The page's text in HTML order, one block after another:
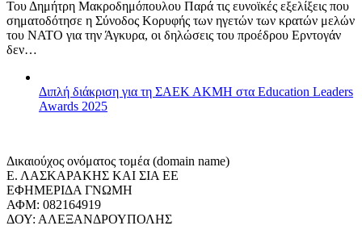
Του Δημήτρη Μακροδημόπουλου Παρά τις ευνοϊκές εξελίξεις που
σηματοδότησε η Σύνοδος Κορυφής των ηγετών των κρατών μελών
του ΝΑΤΟ για την Άγκυρα, οι δηλώσεις του προέδρου Ερντογάν
δεν…
Διπλή διάκριση για τη ΣΑΕΚ ΑΚΜΗ στα Education Leaders
Awards 2025
Δικαιούχος ονόματος τομέα (domain name)
Ε. ΛΑΣΚΑΡΑΚΗΣ ΚΑΙ ΣΙΑ ΕΕ
ΕΦΗΜΕΡΙΔΑ ΓΝΩΜΗ
ΑΦΜ: 082164919
ΔΟΥ: ΑΛΕΞΑΝΔΡΟΥΠΟΛΗΣ